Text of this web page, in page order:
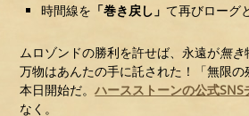
時間線を 「巻き戻し」て再びローグ
ムロゾンドの勝利を許せば、永遠が無き
万物はあんたの手に託された！「無限
本日開始だ。ハースストーンの公式SNS
なく。